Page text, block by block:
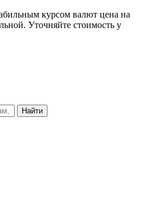
курсом валют цена на
Уточняйте стоимость у